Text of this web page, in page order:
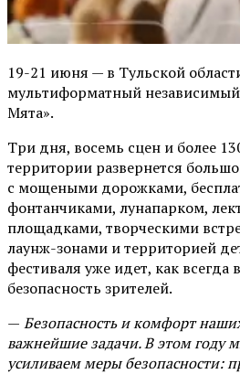
19-21 июня — в Тульской
мультиформатный
Мята».
Три дня, восемь сцен и более
территории развернется
с мощеными дорожками,
фонтанчиками, лунапарком,
площадками, творческими
лаунж-зонами и территорией
фестиваля уже идет, как всегда
безопасность зрителей.
— Безопасность и комфорт
важнейшие задачи. В этом году
усиливаем меры безопасности: